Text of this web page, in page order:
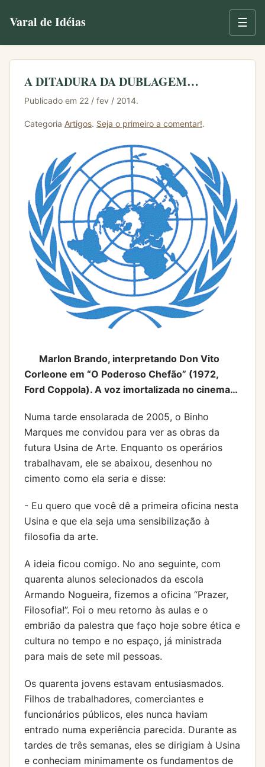
Varal de Idéias ☰
A DITADURA DA DUBLAGEM…
Publicado em 22 / fev / 2014.
Categoria Artigos. Seja o primeiro a comentar!.
Marlon Brando, interpretando Don Vito
Corleone em “O Poderoso Chefão” (1972,
Ford Coppola). A voz imortalizada no cinema…
Numa tarde ensolarada de 2005, o Binho
Marques me convidou para ver as obras da
futura Usina de Arte. Enquanto os operários
trabalhavam, ele se abaixou, desenhou no
cimento como ela seria e disse:
- Eu quero que você dê a primeira oficina nesta
Usina e que ela seja uma sensibilização à
filosofia da arte.
A ideia ficou comigo. No ano seguinte, com
quarenta alunos selecionados da escola
Armando Nogueira, fizemos a oficina “Prazer,
Filosofia!”. Foi o meu retorno às aulas e o
embrião da palestra que faço hoje sobre ética e
cultura no tempo e no espaço, já ministrada
para mais de sete mil pessoas.
Os quarenta jovens estavam entusiasmados.
Filhos de trabalhadores, comerciantes e
funcionários públicos, eles nunca haviam
entrado numa experiência parecida. Durante as
tardes de três semanas, eles se dirigiam à Usina
e conheciam minimamente os fundamentos de